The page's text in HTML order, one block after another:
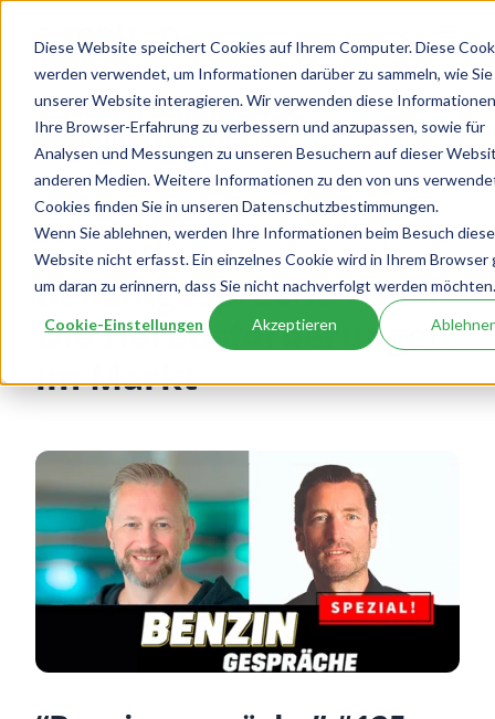
Diese Website speichert Cookies auf Ihrem Computer. Diese
werden verwendet, um Informationen darüber zu sammeln, wie
unserer Website interagieren. Wir verwenden diese
Ihre Browser-Erfahrung zu verbessern und anzupassen, sowie für
Analysen und Messungen zu unseren Besuchern auf dieser
anderen Medien. Weitere Informationen zu den von uns
Cookies finden Sie in unseren Datenschutzbestimmungen.
Wenn Sie ablehnen, werden Ihre Informationen beim Besuch
Website nicht erfasst. Ein einzelnes Cookie wird in Ihrem Browser
um daran zu erinnern, dass Sie nicht nachverfolgt werden möchten.
Cookie-Einstellungen Akzeptieren
News, Stimmen &
Meilensteine
Benzingespräche #125:
Die Herausforderungen
im Markt